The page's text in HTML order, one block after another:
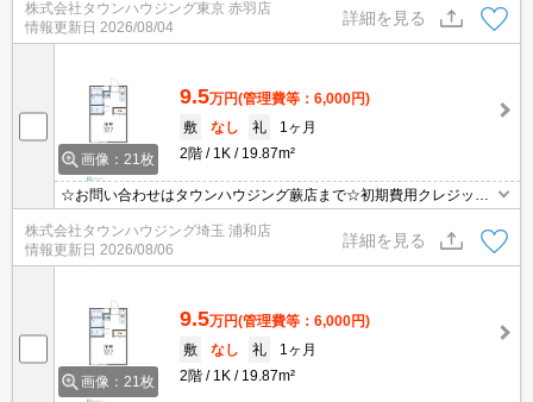
株式会社タウンハウジング東京 赤羽店
情報更新日 2026/08/04
詳細を見る
画像：21枚
9.5万円(管理費等：6,000円)
敷
なし 礼
1ヶ月
2階
1K 19.87m²
☆お問い合わせはタウンハウジング蕨店まで☆初期費用クレジット
決済相談☆オンラインでの内見・契約もお気軽にご相談ください！
株式会社タウンハウジング埼玉 浦和店
情報更新日 2026/08/06
詳細を見る
画像：21枚
9.5万円(管理費等：6,000円)
敷
なし 礼
1ヶ月
2階
1K 19.87m²